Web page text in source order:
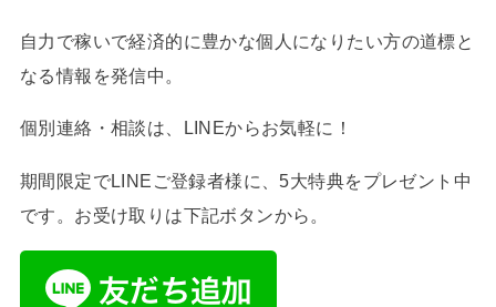
自力で稼いで経済的に豊かな個人になりたい方の道標と
なる情報を発信中。
個別連絡・相談は、LINEからお気軽に！
期間限定でLINEご登録者様に、5大特典をプレゼント中
です。お受け取りは下記ボタンから。